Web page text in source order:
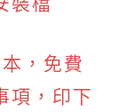
，免費
項，印下